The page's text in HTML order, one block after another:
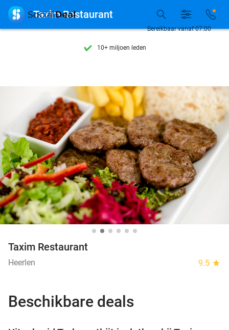
7 dagen per week beschikbaar
10+ miljoen leden
7 dagen per week beschikbaar
10+ miljoen leden
Bereikbaar vanaf 07:00
 Taxim Restaurant
Taxim Restaurant
Heerlen 9.5 star
Beschikbare deals